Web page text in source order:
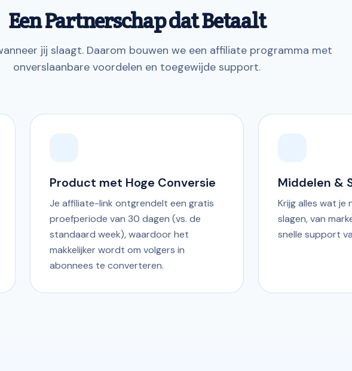
Een Partnerschap dat Betaalt
jij slaagt. Daarom bouwen we een affiliate programma met
onverslaanbare voordelen en toegewijde support.
Product met Hoge Conversie
Je affiliate-link ontgrendelt een gratis
proefperiode van 30 dagen (vs. de
standaard week), waardoor het
makkelijker wordt om volgers in
abonnees te converteren.
Middelen &
Krijg alles wat
slagen, van
snelle support